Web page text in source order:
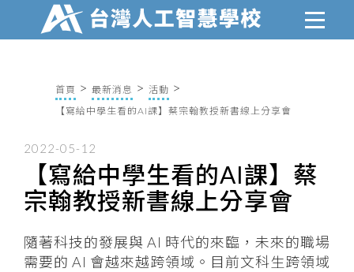
首頁 最新消息
活動
【寫給中學生看的AI課】蔡宗翰教授新書線上分享會
2022-05-12
【寫給中學生看的AI課】蔡
宗翰教授新書線上分享會
隨著科技的發展與 AI 時代的來臨，未來的職場
需要的 AI 會越來越跨領域。目前文科生跨領域